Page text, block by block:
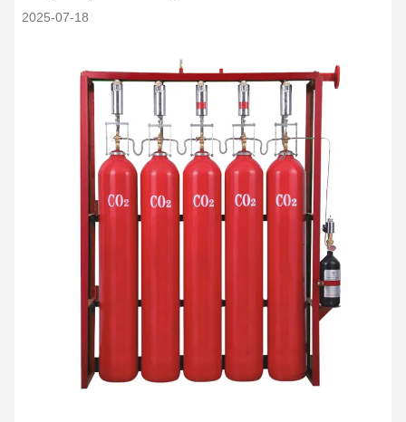
2025-07-18